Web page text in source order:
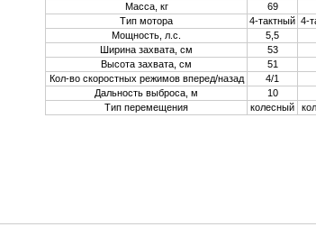
Масса, кг
69
Тип мотора
4-тактный 4-
Мощность, л.с.
5,5
Ширина захвата, см
53
Высота захвата, см
51
Кол-во скоростных режимов вперед/назад
4/1
Дальность выброса, м
10
Тип перемещения
колесный